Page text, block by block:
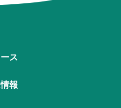
ス
報